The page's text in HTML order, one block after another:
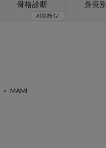
骨格診断 身長別
> MAMI